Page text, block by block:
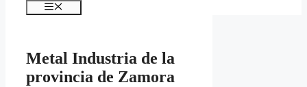
Menú
Metal Industria de la
provincia de Zamora